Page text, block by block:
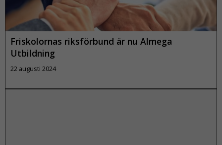
Friskolornas riksförbund är nu Almega
Utbildning
22 augusti 2024